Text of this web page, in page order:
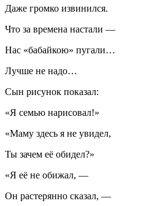
Даже громко извинился.
Что за времена настали —
Нас «бабайкою» пугали…
Лучше не надо…
Сын рисунок показал:
«Я семью нарисовал!»
«Маму здесь я не увидел,
Ты зачем её обидел?»
«Я её не обижал, —
Он растерянно сказал, —